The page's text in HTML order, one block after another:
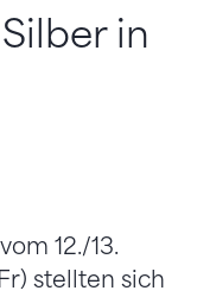
in
12./13.
stellten sich